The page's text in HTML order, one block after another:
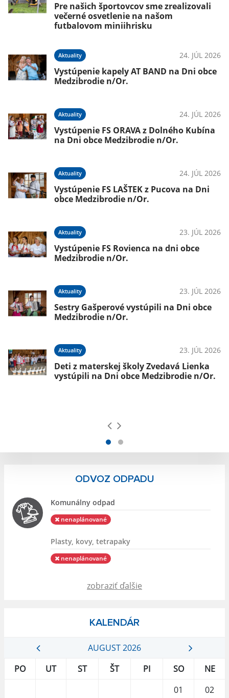
Pre našich športovcov sme zrealizovali
večerné osvetlenie na našom
futbalovom miniihrisku
Aktuality 24. JÚL 2026
Vystúpenie kapely AT BAND na Dni obce
Medzibrodie n/Or.
Aktuality 24. JÚL 2026
Vystúpenie FS ORAVA z Dolného Kubína
na Dni obce Medzibrodie n/Or.
Aktuality 24. JÚL 2026
Vystúpenie FS LAŠTEK z Pucova na Dni
obce Medzibrodie n/Or.
Aktuality 23. JÚL 2026
Vystúpenie FS Rovienca na dni obce
Medzibrodie n/Or.
Aktuality 23. JÚL 2026
Sestry Gašperové vystúpili na Dni obce
Medzibrodie n/Or.
Aktuality 23. JÚL 2026
Deti z materskej školy Zvedavá Lienka
vystúpili na Dni obce Medzibrodie n/Or.
ODVOZ ODPADU
Komunálny odpad
nenaplánované
Plasty, kovy, tetrapaky
nenaplánované
zobraziť ďalšie
KALENDÁR
AUGUST 2026
PO
UT ST ŠT PI SO
NE
01
02